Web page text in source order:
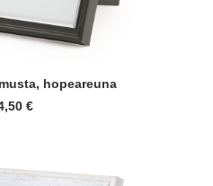
hopeareuna
€